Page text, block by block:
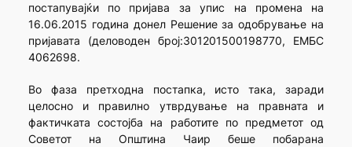
постапувајќи по пријава за упис на промена на
16.06.2015 година донел Решение за одобрување на
пријавата (деловоден број:301201500198770, ЕМБС
4062698.
Во фаза претходна постапка, исто така, заради
целосно и правилно утврдување на правната и
фактичката состојба на работите по предметот од
Советот на Општина Чаир беше побарана